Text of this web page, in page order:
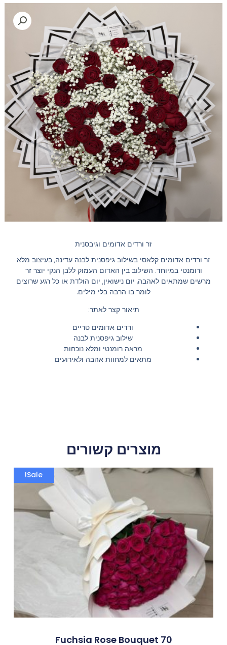
זר ורדים אדומים וגיבסנית
זר ורדים אדומים קלאסי בשילוב גיפסנית לבנה עדינה, בעיצוב מלא
ורומנטי במיוחד. השילוב בין האדום העמוק ללבן הנקי יוצר זר
מרשים שמתאים לאהבה, יום נישואין, יום הולדת או כל רגע שרוצים
לומר בו הרבה בלי מילים.
תיאור קצר לאתר:
ורדים אדומים טריים
שילוב גיפסנית לבנה
מראה רומנטי ומלא נוכחות
מתאים למחוות אהבה ולאירועים
מוצרים קשורים
Sale!
70 Fuchsia Rose Bouquet
המחיר
המקורי
היה:
933.00 ₪.
המחיר
הוא: